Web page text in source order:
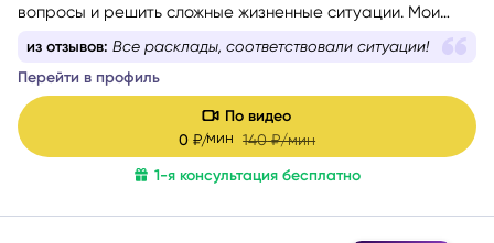
вопросы и решить сложные жизненные ситуации. Мои
любимые сферы работы — это отношения, саморазвитие
и предназначение. Я верю, что каждый человек имеет
свою кармическую задачу на это воплощение, и моя
цель — помочь вам раскрыть свой потенциал и достичь
гармонии в жизни.
из отзывов: Все расклады, соответствовали ситуации!
Перейти в профиль
По видео
0 ₽/мин140 ₽/мин
1-я консультация бесплатно